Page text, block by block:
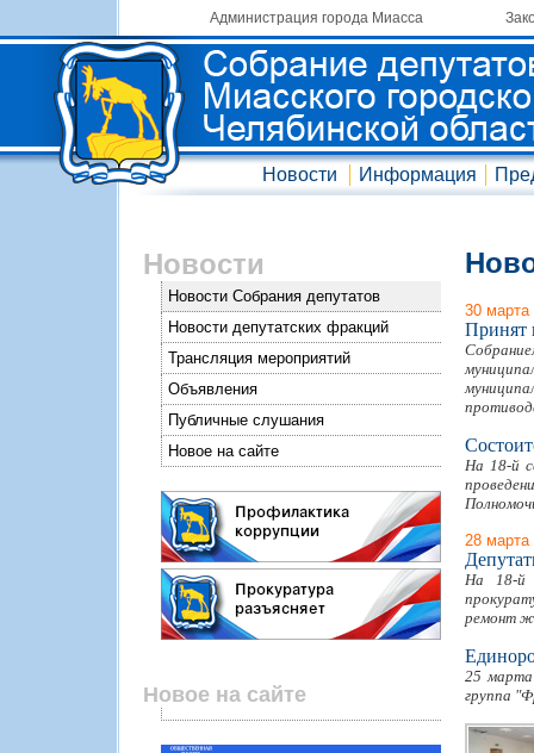
Администрация города Миасса
Новости Информация
Новости
Новости Собрания депутатов
Новости депутатских фракций
Трансляция мероприятий
Объявления
Публичные слушания
Новое на сайте
Новое на сайте
30 марта
Принят
На 18-й
28 марта
На 18-й
ремонт
25 марта
группа